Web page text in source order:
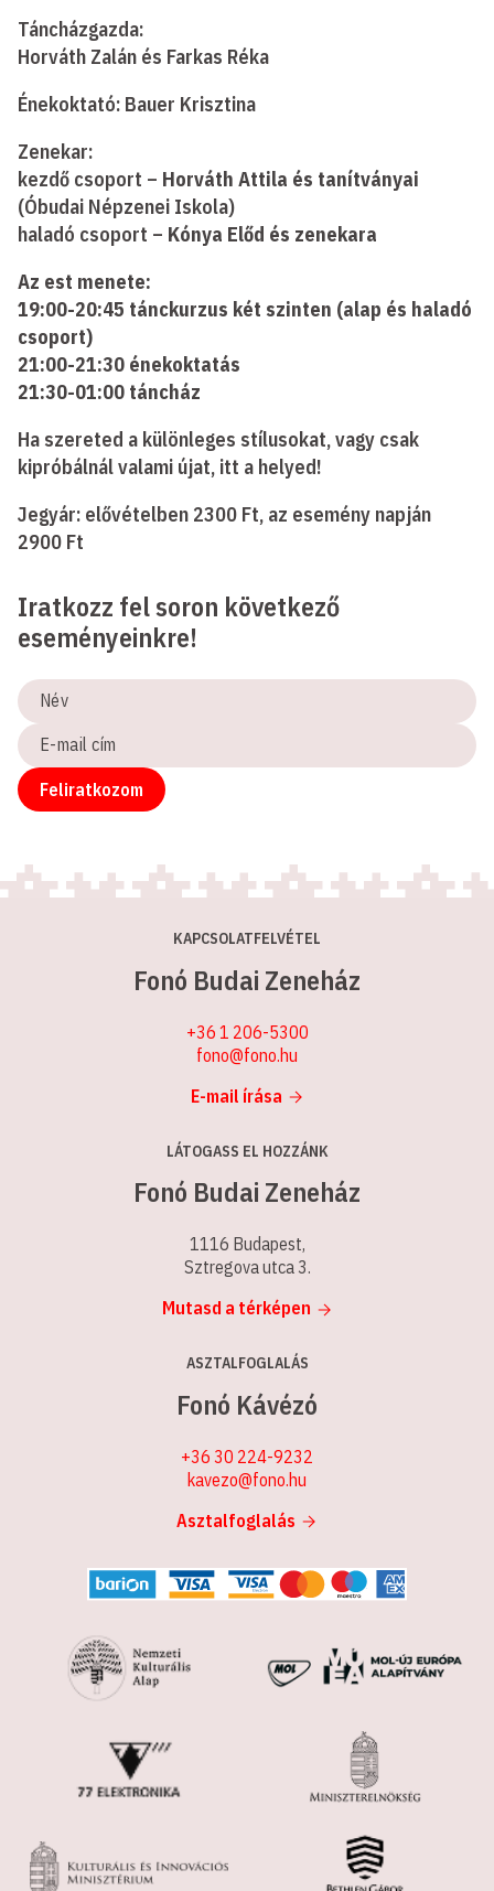
Táncházgazda:
Horváth Zalán és Farkas Réka
Énekoktató: Bauer Krisztina
Zenekar:
kezdő csoport – Horváth Attila és tanítványai
(Óbudai Népzenei Iskola)
haladó csoport – Kónya Előd és zenekara
Az est menete:
19:00-20:45 tánckurzus két szinten (alap és haladó
csoport)
21:00-21:30 énekoktatás
21:30-01:00 táncház
Ha szereted a különleges stílusokat, vagy csak
kipróbálnál valami újat, itt a helyed!
Jegyár: elővételben 2300 Ft, az esemény napján
2900 Ft
Iratkozz fel soron következő
eseményeinkre!
Név
E-
mail
cím
Feliratkozom
KAPCSOLATFELVÉTEL
Fonó Budai Zeneház
+36 1 206-5300
fono@fono.hu
E-mail írása
LÁTOGASS EL HOZZÁNK
Fonó Budai Zeneház
1116 Budapest,
Sztregova utca 3.
Mutasd a térképen
ASZTALFOGLALÁS
Fonó Kávézó
+36 30 224-9232
kavezo@fono.hu
Asztalfoglalás